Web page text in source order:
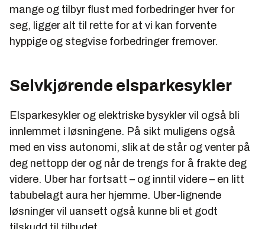
mange og tilbyr flust med forbedringer hver for
seg, ligger alt til rette for at vi kan forvente
hyppige og stegvise forbedringer fremover.
Selvkjørende elsparkesykler
Elsparkesykler og elektriske bysykler vil også bli
innlemmet i løsningene. På sikt muligens også
med en viss autonomi, slik at de står og venter på
deg nettopp der og når de trengs for å frakte deg
videre. Uber har fortsatt – og inntil videre – en litt
tabubelagt aura her hjemme. Uber-lignende
løsninger vil uansett også kunne bli et godt